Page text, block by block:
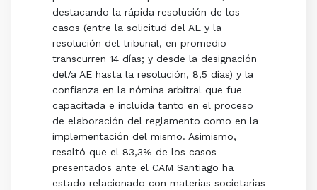
destacando la rápida resolución de los
casos (entre la solicitud del AE y la
resolución del tribunal, en promedio
transcurren 14 días; y desde la designación
del/a AE hasta la resolución, 8,5 días) y la
confianza en la nómina arbitral que fue
capacitada e incluida tanto en el proceso
de elaboración del reglamento como en la
implementación del mismo. Asimismo,
resaltó que el 83,3% de los casos
presentados ante el CAM Santiago ha
estado relacionado con materias societarias